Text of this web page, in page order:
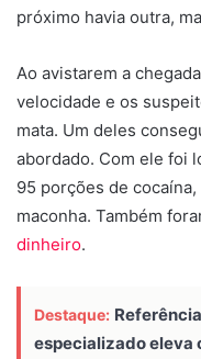
próximo havia outra,
Ao avistarem a
velocidade e os
mata. Um deles
abordado. Com ele foi
95 porções de
maconha. Também
dinheiro.
Destaque:
especializado eleva